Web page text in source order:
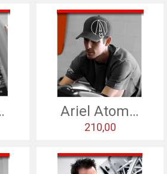
Cap Ariel Atom Cap
210,00